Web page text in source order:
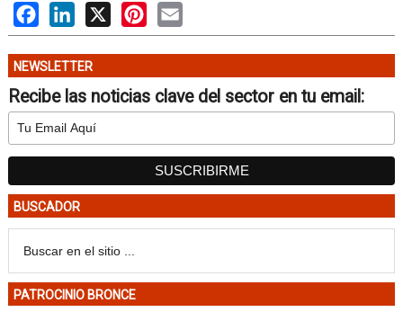
FacebookLinkedIn
X PinterestEmail
NEWSLETTER
Recibe las noticias clave del sector en tu email:
BUSCADOR
PATROCINIO BRONCE